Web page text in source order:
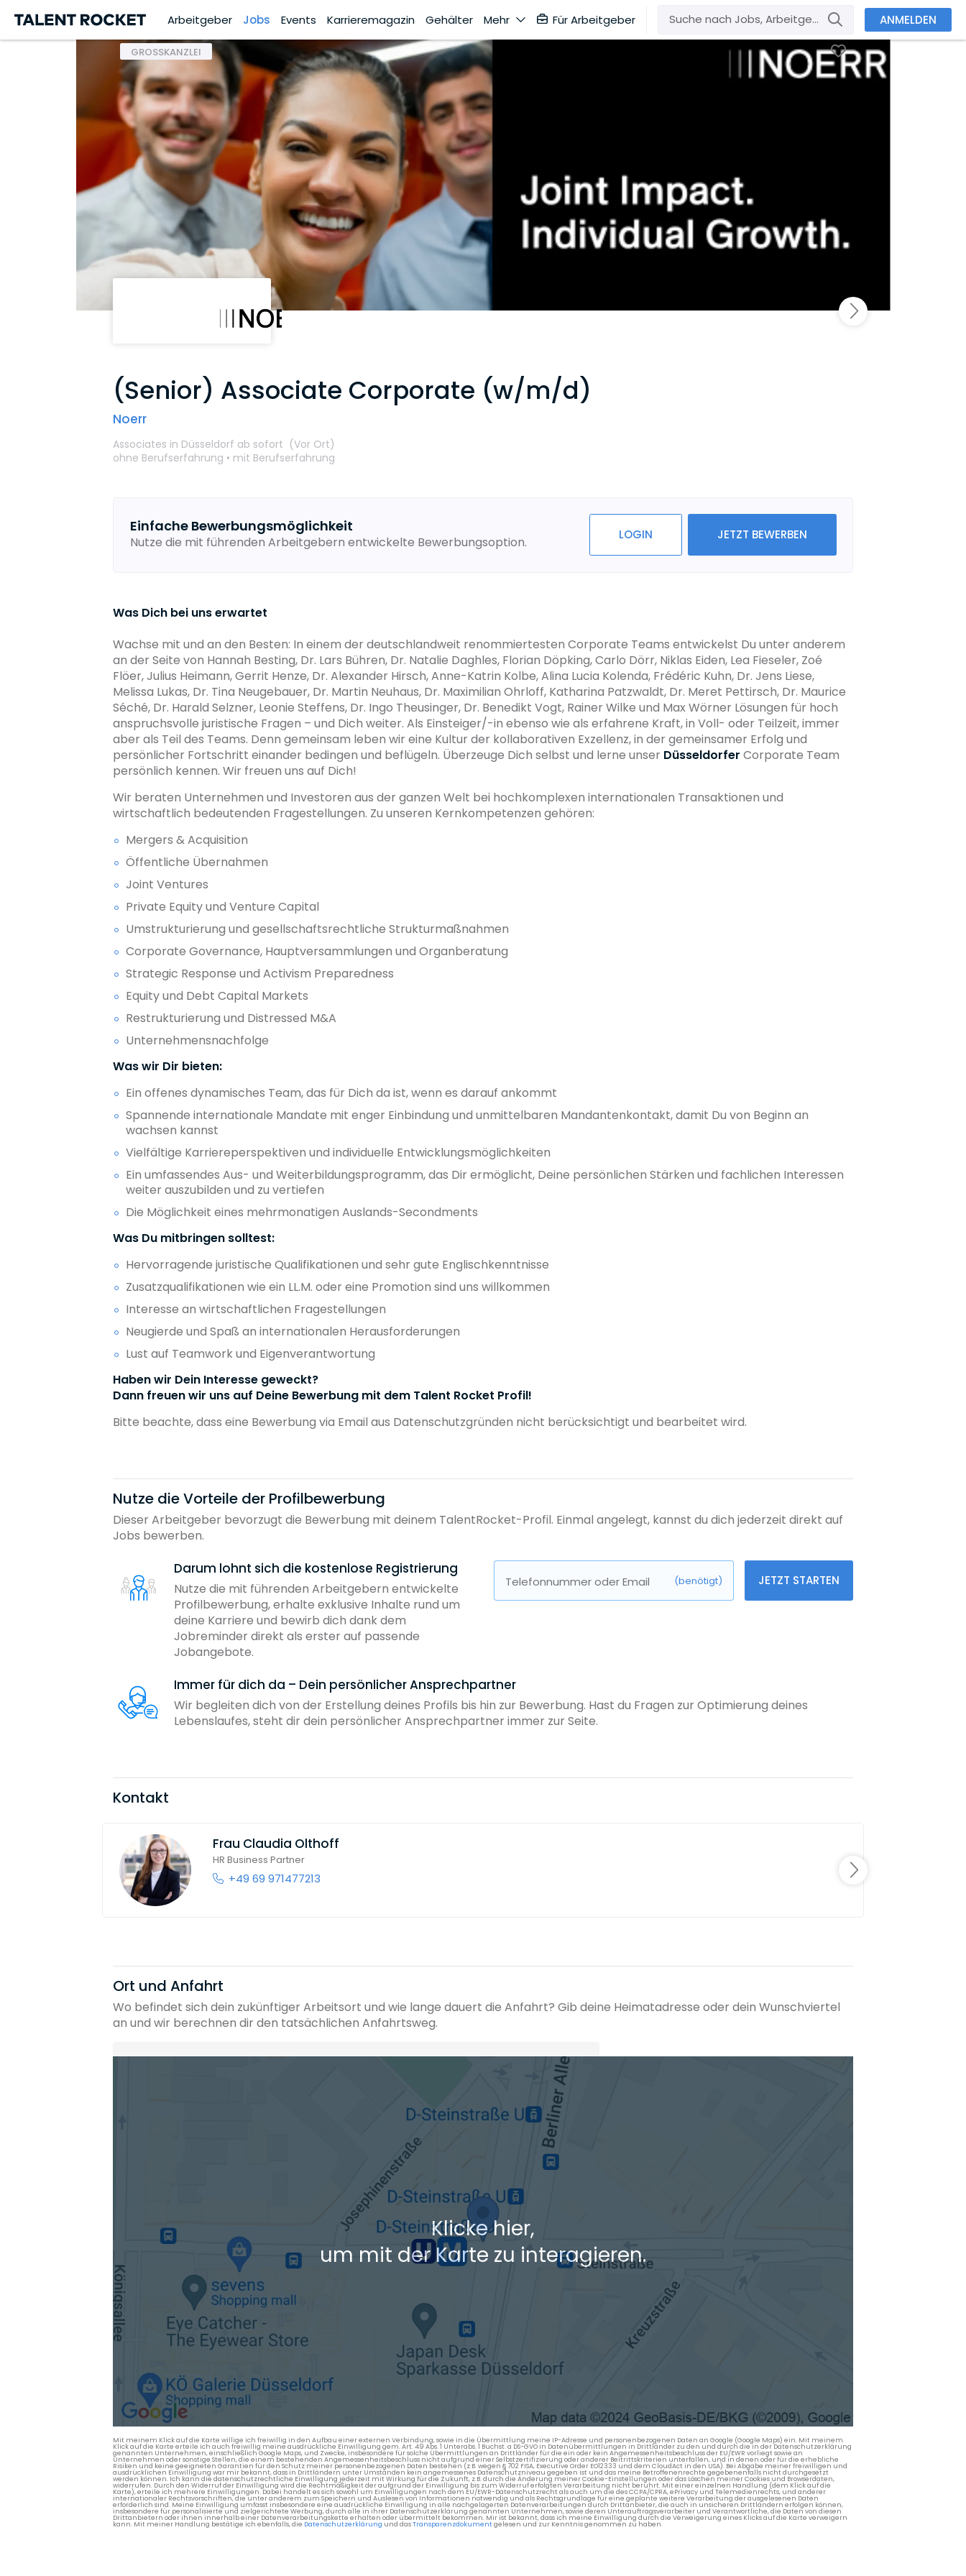
Arbeitgeber Jobs Events Karrieremagazin Gehälter Mehr Für Arbeitgeber ANMELDEN
GROSSKANZLEI
(Senior) Associate Corporate (w/m/d)
Noerr
Associates in Düsseldorf ab sofort (Vor Ort)
ohne Berufserfahrung • mit Berufserfahrung
Einfache Bewerbungsmöglichkeit
Nutze die mit führenden Arbeitgebern entwickelte Bewerbungsoption. LOGIN JETZT BEWERBEN
Was Dich bei uns erwartet
Wachse mit und an den Besten: In einem der deutschlandweit renommiertesten Corporate Teams entwickelst Du unter anderem
an der Seite von Hannah Besting, Dr. Lars Bühren, Dr. Natalie Daghles, Florian Döpking, Carlo Dörr, Niklas Eiden, Lea Fieseler, Zoé
Flöer, Julius Heimann, Gerrit Henze, Dr. Alexander Hirsch, Anne-Katrin Kolbe, Alina Lucia Kolenda, Frédéric Kuhn, Dr. Jens Liese,
Melissa Lukas, Dr. Tina Neugebauer, Dr. Martin Neuhaus, Dr. Maximilian Ohrloff, Katharina Patzwaldt, Dr. Meret Pettirsch, Dr. Maurice
Séché, Dr. Harald Selzner, Leonie Steffens, Dr. Ingo Theusinger, Dr. Benedikt Vogt, Rainer Wilke und Max Wörner Lösungen für hoch
anspruchsvolle juristische Fragen – und Dich weiter. Als Einsteiger/-in ebenso wie als erfahrene Kraft, in Voll- oder Teilzeit, immer
aber als Teil des Teams. Denn gemeinsam leben wir eine Kultur der kollaborativen Exzellenz, in der gemeinsamer Erfolg und
persönlicher Fortschritt einander bedingen und beflügeln. Überzeuge Dich selbst und lerne unser Düsseldorfer Corporate Team
persönlich kennen. Wir freuen uns auf Dich!
Wir beraten Unternehmen und Investoren aus der ganzen Welt bei hochkomplexen internationalen Transaktionen und
wirtschaftlich bedeutenden Fragestellungen. Zu unseren Kernkompetenzen gehören:
Mergers & Acquisition
Öffentliche Übernahmen
Joint Ventures
Private Equity und Venture Capital
Umstrukturierung und gesellschaftsrechtliche Strukturmaßnahmen
Corporate Governance, Hauptversammlungen und Organberatung
Strategic Response und Activism Preparedness
Equity und Debt Capital Markets
Restrukturierung und Distressed M&A
Unternehmensnachfolge
Was wir Dir bieten:
Ein offenes dynamisches Team, das für Dich da ist, wenn es darauf ankommt
Spannende internationale Mandate mit enger Einbindung und unmittelbaren Mandantenkontakt, damit Du von Beginn an
wachsen kannst
Vielfältige Karriereperspektiven und individuelle Entwicklungsmöglichkeiten
Ein umfassendes Aus- und Weiterbildungsprogramm, das Dir ermöglicht, Deine persönlichen Stärken und fachlichen Interessen
weiter auszubilden und zu vertiefen
Die Möglichkeit eines mehrmonatigen Auslands-Secondments
Was Du mitbringen solltest:
Hervorragende juristische Qualifikationen und sehr gute Englischkenntnisse
Zusatzqualifikationen wie ein LL.M. oder eine Promotion sind uns willkommen
Interesse an wirtschaftlichen Fragestellungen
Neugierde und Spaß an internationalen Herausforderungen
Lust auf Teamwork und Eigenverantwortung
Haben wir Dein Interesse geweckt?
Dann freuen wir uns auf Deine Bewerbung mit dem Talent Rocket Profil!
Bitte beachte, dass eine Bewerbung via Email aus Datenschutzgründen nicht berücksichtigt und bearbeitet wird.
Nutze die Vorteile der Profilbewerbung
Dieser Arbeitgeber bevorzugt die Bewerbung mit deinem TalentRocket-Profil. Einmal angelegt, kannst du dich jederzeit direkt auf
Jobs bewerben.
Darum lohnt sich die kostenlose Registrierung
Nutze die mit führenden Arbeitgebern entwickelte
Profilbewerbung, erhalte exklusive Inhalte rund um
deine Karriere und bewirb dich dank dem
Jobreminder direkt als erster auf passende
Jobangebote.
Telefonnummer oder Email (benötigt) JETZT STARTEN
Immer für dich da – Dein persönlicher Ansprechpartner
Wir begleiten dich von der Erstellung deines Profils bis hin zur Bewerbung. Hast du Fragen zur Optimierung deines
Lebenslaufes, steht dir dein persönlicher Ansprechpartner immer zur Seite.
Kontakt
Frau Claudia Olthoff
HR Business Partner
+49 69 971477213
Ort und Anfahrt
Wo befindet sich dein zukünftiger Arbeitsort und wie lange dauert die Anfahrt? Gib deine Heimatadresse oder dein Wunschviertel
an und wir berechnen dir den tatsächlichen Anfahrtsweg.
Heimatadresse oder Wunschort
Die berechneten Anreisezeiten basieren auf den Verkehrsdaten eines typischen Dienstag morgens um 8:30.
Klicke hier,
um mit der Karte zu interagieren.
Mit meinem Klick auf die Karte willige ich freiwillig in den Aufbau einer externen Verbindung, sowie in die Übermittlung meine IP-Adresse und personenbezogenen Daten an Google (Google Maps) ein. Mit meinem
Klick auf die Karte erteile ich auch freiwillig meine ausdrückliche Einwilligung gem. Art. 49 Abs. 1 Unterabs. 1 Buchst. a DS-GVO in Datenübermittlungen in Drittländer zu den und durch die in der Datenschutzerklärung
genannten Unternehmen, einschließlich Google Maps, und Zwecke, insbesondere für solche Übermittlungen an Drittländer für die ein oder kein Angemessenheitsbeschluss der EU/EWR vorliegt sowie an
Unternehmen oder sonstige Stellen, die einem bestehenden Angemessenheitsbeschluss nicht aufgrund einer Selbstzertifizierung oder anderer Beitrittskriterien unterfallen, und in denen oder für die erhebliche
Risiken und keine geeigneten Garantien für den Schutz meiner personenbezogenen Daten bestehen (z.B. wegen § 702 FISA, Executive Order EO12333 und dem CloudAct in den USA). Bei Abgabe meiner freiwilligen und
ausdrücklichen Einwilligung war mir bekannt, dass in Drittländern unter Umständen kein angemessenes Datenschutzniveau gegeben ist und das meine Betroffenenrechte gegebenenfalls nicht durchgesetzt
werden können. Ich kann die datenschutzrechtliche Einwilligung jederzeit mit Wirkung für die Zukunft, z.B. durch die Änderung meiner Cookie-Einstellungen oder das Löschen meiner Cookies und Browserdaten,
widerrufen. Durch den Widerruf der Einwilligung wird die Rechtmäßigkeit der aufgrund der Einwilligung bis zum Widerruf erfolgten Verarbeitung nicht berührt. Mit einer einzelnen Handlung (dem Klick auf die
Karte), erteile ich mehrere Einwilligungen. Dabei handelt es sich sowohl um Einwilligungen nach dem EU/EWR-Datenschutzrecht als auch um die des CCPA/CPRA, ePrivacy und Telemedienrechts, und anderer
internationaler Rechtsvorschriften, die unter anderem zum Speichern und Auslesen von Informationen notwendig und als Rechtsgrundlage für eine geplante weitere Verarbeitung der ausgelesenen Daten
erforderlich sind. Meine Einwilligung umfasst insbesondere eine ausdrückliche Einwilligung in alle nachgelagerten Datenverarbeitungen durch Drittanbieter, die auch in unsicheren Drittländern erfolgen können,
insbesondere für personalisierte und zielgerichtete Werbung, durch alle in ihrer Datenschutzerklärung genannten Unternehmen, sowie deren Unterauftragsverarbeiter und Verantwortliche, die Daten von diesen
Drittanbietern oder ihnen innerhalb einer Datenverarbeitungskette erhalten oder übermittelt bekommen. Mir ist bekannt, dass ich meine Einwilligung durch die Verweigerung eines Klicks auf die Karte verweigern
kann. Mit meiner Handlung bestätige ich ebenfalls, die Datenschutzerklärung und dasTransparenzdokumentgelesen und zur Kenntnis genommen zu haben.